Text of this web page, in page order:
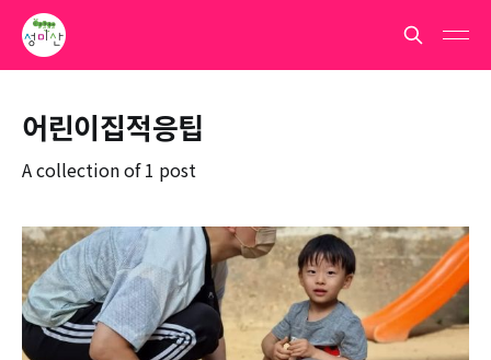
어린이집적응팁
A collection of 1 post